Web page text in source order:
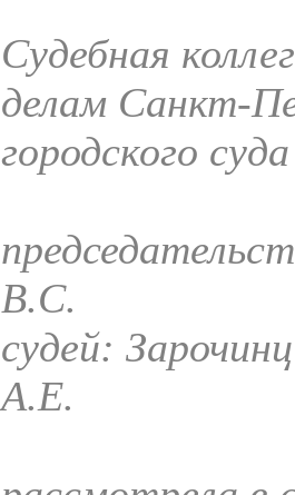
Судебная
делам Санкт-
городского
В.С.
судей:
А.Е.